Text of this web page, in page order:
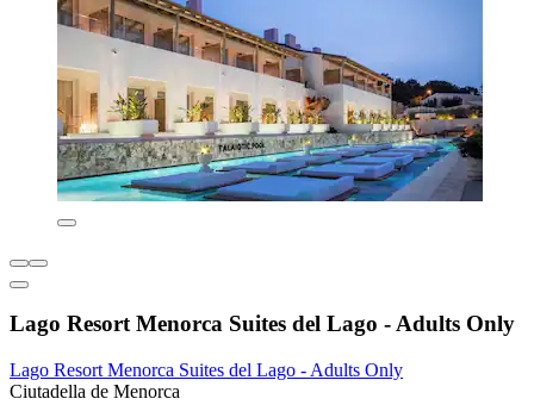
Lago Resort Menorca Suites del Lago - Adults Only
Lago Resort Menorca Suites del Lago - Adults Only
Ciutadella de Menorca